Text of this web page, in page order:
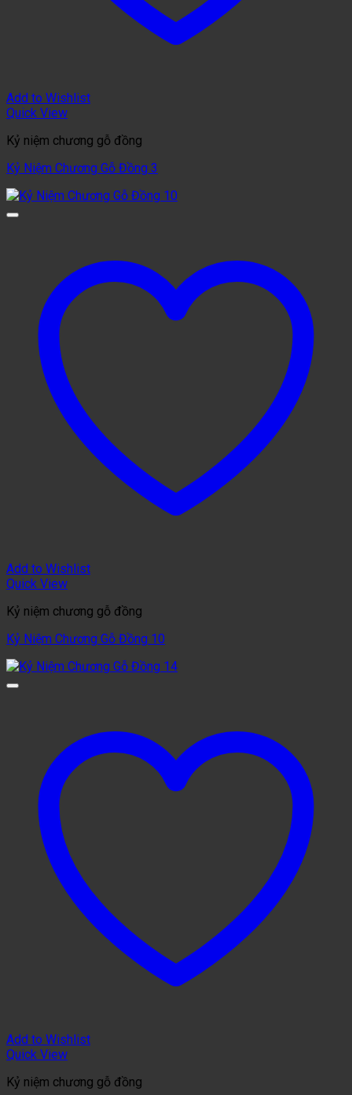
Add to Wishlist
Quick View
Kỷ niệm chương gỗ đồng
Kỷ Niệm Chương Gỗ Đồng 3
Add to Wishlist
Quick View
Kỷ niệm chương gỗ đồng
Kỷ Niệm Chương Gỗ Đồng 10
Add to Wishlist
Quick View
Kỷ niệm chương gỗ đồng